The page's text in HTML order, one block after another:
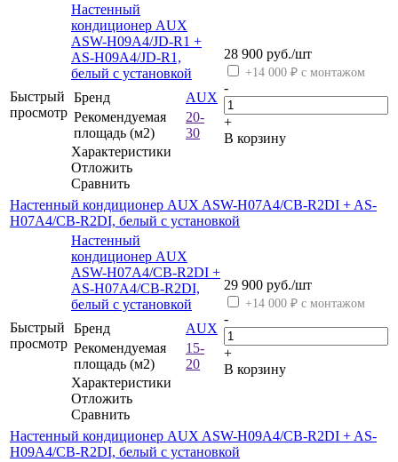
Быстрый
просмотр
Настенный
кондиционер AUX
ASW-H09A4/JD-R1 +
AS-H09A4/JD-R1,
белый с установкой
Бренд
AUX
Рекомендуемая
площадь (м2)
20-
30
Характеристики
Отложить
Сравнить
28 900 руб./шт
+14 000 ₽ с монтажом
-
+
В корзину
Настенный кондиционер AUX ASW-H07A4/CB-R2DI + AS-
H07A4/CB-R2DI, белый с установкой
Быстрый
просмотр
Настенный
кондиционер AUX
ASW-H07A4/CB-R2DI +
AS-H07A4/CB-R2DI,
белый с установкой
Бренд
AUX
Рекомендуемая
площадь (м2)
15-
20
Характеристики
Отложить
Сравнить
29 900 руб./шт
+14 000 ₽ с монтажом
-
+
В корзину
Настенный кондиционер AUX ASW-H09A4/CB-R2DI + AS-
H09A4/CB-R2DI, белый с установкой